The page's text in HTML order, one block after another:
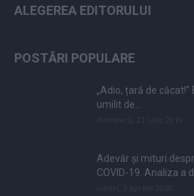
ALEGEREA EDITORULUI
POSTĂRI POPULARE
„Adio, țară de
umilit de...
Adevăr și mituri
COVID-19. Analiza a